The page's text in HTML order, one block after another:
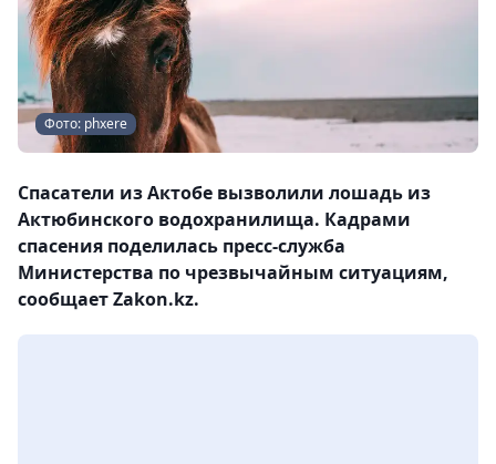
Фото: phxere
Спасатели из Актобе вызволили лошадь из
Актюбинского водохранилища. Кадрами
спасения поделилась пресс-служба
Министерства по чрезвычайным ситуациям,
сообщает Zakon.kz.